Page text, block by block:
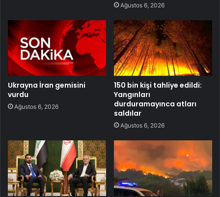
Ağustos 6, 2026
Ukrayna İran gemisini
vurdu
Ağustos 6, 2026
150 bin kişi tahliye edildi:
Yangınları
durduramayınca atları
saldılar
Ağustos 6, 2026